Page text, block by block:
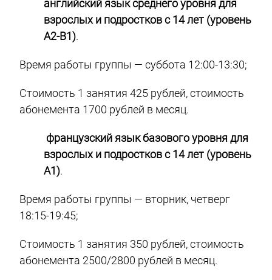
английский язык среднего уровня для
взрослых и подростков с 14 лет (уровень
А2-В1).
Время работы группы — суббота 12:00-13:30;
Стоимость 1 занятия 425 рублей, стоимость
абонемента 1700 рублей в месяц.
французский язык базового уровня для
взрослых и подростков с 14 лет (уровень
А1).
Время работы группы — вторник, четверг
18:15-19:45;
Стоимость 1 занятия 350 рублей, стоимость
абонемента 2500/2800 рублей в месяц.